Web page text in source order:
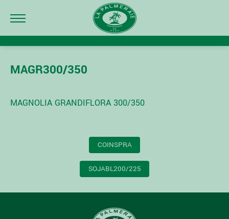
MAGR300/350
MAGNOLIA GRANDIFLORA 300/350
COINSPRA
SOJABL200/225